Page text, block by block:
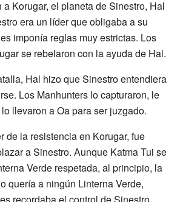
Korugar, el planeta de Sinestro, Hal
era un líder que obligaba a su
imponía reglas muy estrictas. Los
se rebelaron con la ayuda de Hal.
Hal hizo que Sinestro entendiera
Los Manhunters lo capturaron, le
llevaron a Oa para ser juzgado.
de la resistencia en Korugar, fue
a Sinestro. Aunque Katma Tui se
Verde respetada, al principio, la
quería a ningún Linterna Verde,